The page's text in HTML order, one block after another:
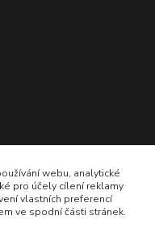
webu, analytické
pro účely cílení reklamy
vlastních preferencí
ve spodní části stránek.